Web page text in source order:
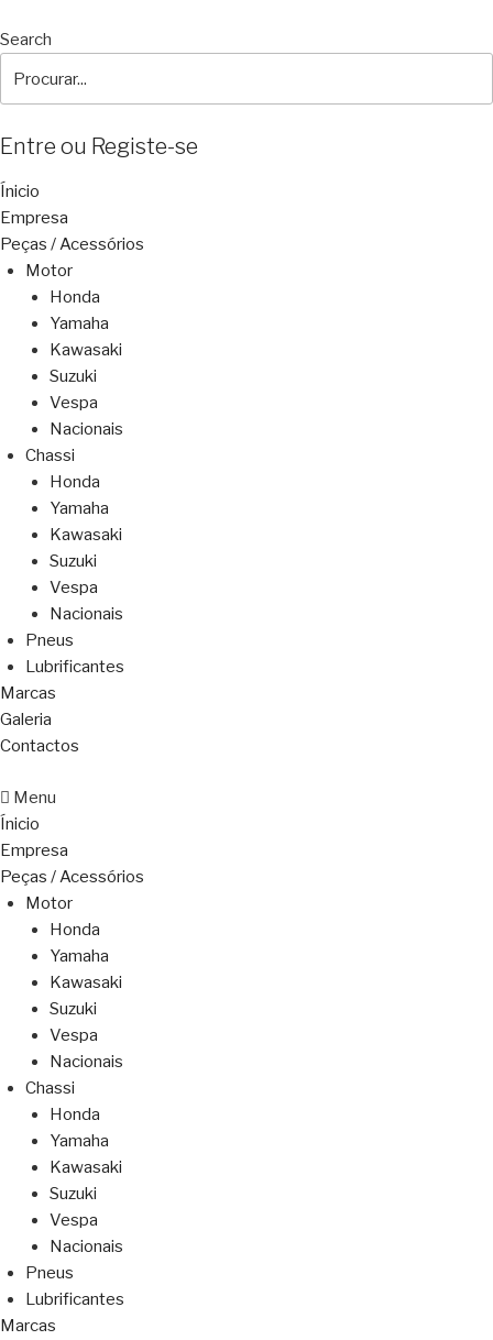
Search
Entre ou Registe-se
Ínicio
Empresa
Peças / Acessórios
Motor
Honda
Yamaha
Kawasaki
Suzuki
Vespa
Nacionais
Chassi
Honda
Yamaha
Kawasaki
Suzuki
Vespa
Nacionais
Pneus
Lubrificantes
Marcas
Galeria
Contactos
Menu
Ínicio
Empresa
Peças / Acessórios
Motor
Honda
Yamaha
Kawasaki
Suzuki
Vespa
Nacionais
Chassi
Honda
Yamaha
Kawasaki
Suzuki
Vespa
Nacionais
Pneus
Lubrificantes
Marcas